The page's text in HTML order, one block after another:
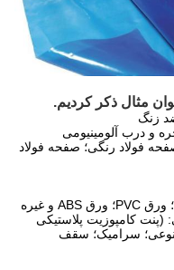
مثال ذکر کردیم.
زنگ
و درب آلومینیومی
فولاد رنگی؛ صفحه فولاد
(پنت کامپوزیت پلاستیکی
سرامیک؛ سقف